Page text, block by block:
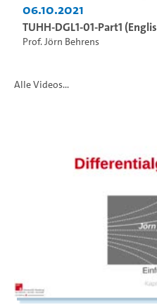
06.10.2021
TUHH-DGL1-01-Part1
Prof. Jörn Behrens
Alle Videos...